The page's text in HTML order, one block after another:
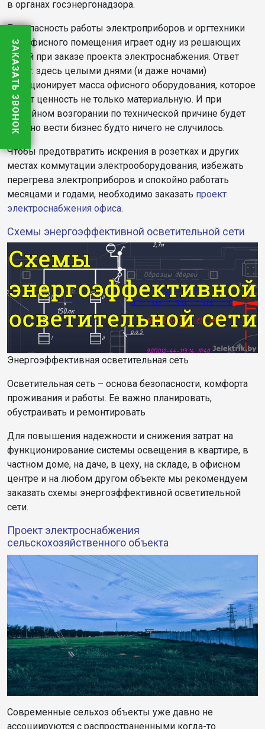
в органах госэнергонадзора.
Безопасность работы электроприборов и оргтехники
для офисного помещения играет одну из решающих
ролей при заказе проекта электроснабжения. Ответ
прост: здесь целыми днями (и даже ночами)
функционирует масса офисного оборудования, которое
имеет ценность не только материальную. И при
случайном возгорании по технической причине будет
сложно вести бизнес будто ничего не случилось.
Чтобы предотвратить искрения в розетках и других
местах коммутации электрооборудования, избежать
перегрева электроприборов и спокойно работать
месяцами и годами, необходимо заказать проект
электроснабжения офиса.
Cхемы энергоэффективной осветительной сети
Энергоэффективная осветительная сеть
Осветительная сеть – основа безопасности, комфорта
проживания и работы. Ее важно планировать,
обустраивать и ремонтировать
Для повышения надежности и снижения затрат на
функционирование системы освещения в квартире, в
частном доме, на даче, в цеху, на складе, в офисном
центре и на любом другом объекте мы рекомендуем
заказать схемы энергоэффективной осветительной
сети.
Проект электроснабжения
сельскохозяйственного объекта
Современные сельхоз объекты уже давно не
ассоциируются с распространенными когда-то
ЗАКАЗАТЬ ЗВОНОК